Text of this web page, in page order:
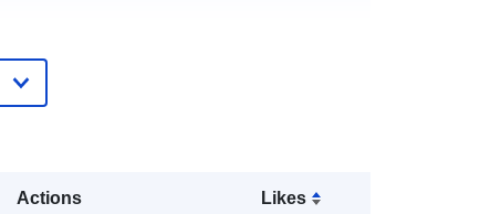
Actions Likes
13.6209, 52.783 ], [ 13.6209,